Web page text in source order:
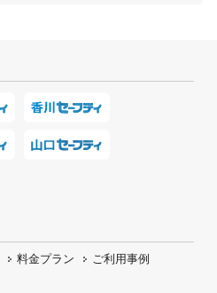
料金プラン
ご利用事例